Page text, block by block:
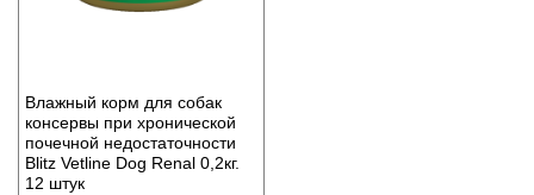
Влажный корм для собак
консервы при хронической
почечной недостаточности
Blitz Vetline Dog Renal 0,2кг.
12 штук